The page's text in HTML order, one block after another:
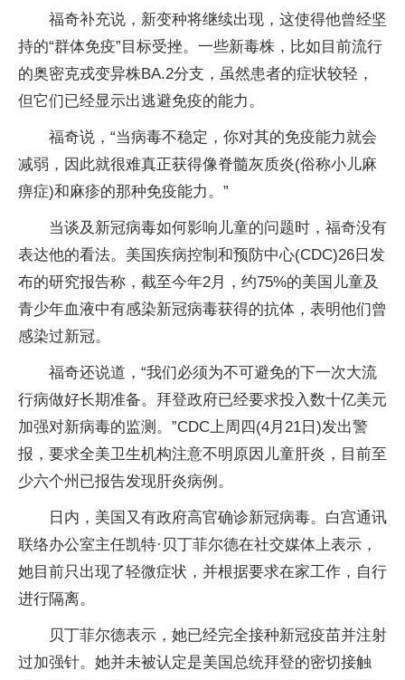
福奇补充说，新变种将继续出现，这使得他曾经坚
持的“群体免疫”目标受挫。一些新毒株，比如目前流行
的奥密克戎变异株BA.2分支，虽然患者的症状较轻，
但它们已经显示出逃避免疫的能力。
福奇说，“当病毒不稳定，你对其的免疫能力就会
减弱，因此就很难真正获得像脊髓灰质炎(俗称小儿麻
痹症)和麻疹的那种免疫能力。”
当谈及新冠病毒如何影响儿童的问题时，福奇没有
表达他的看法。美国疾病控制和预防中心(CDC)26日发
布的研究报告称，截至今年2月，约75%的美国儿童及
青少年血液中有感染新冠病毒获得的抗体，表明他们曾
感染过新冠。
福奇还说道，“我们必须为不可避免的下一次大流
行病做好长期准备。拜登政府已经要求投入数十亿美元
加强对新病毒的监测。”CDC上周四(4月21日)发出警
报，要求全美卫生机构注意不明原因儿童肝炎，目前至
少六个州已报告发现肝炎病例。
日内，美国又有政府高官确诊新冠病毒。白宫通讯
联络办公室主任凯特·贝丁菲尔德在社交媒体上表示，
她目前只出现了轻微症状，并根据要求在家工作，自行
进行隔离。
贝丁菲尔德表示，她已经完全接种新冠疫苗并注射
过加强针。她并未被认定是美国总统拜登的密切接触